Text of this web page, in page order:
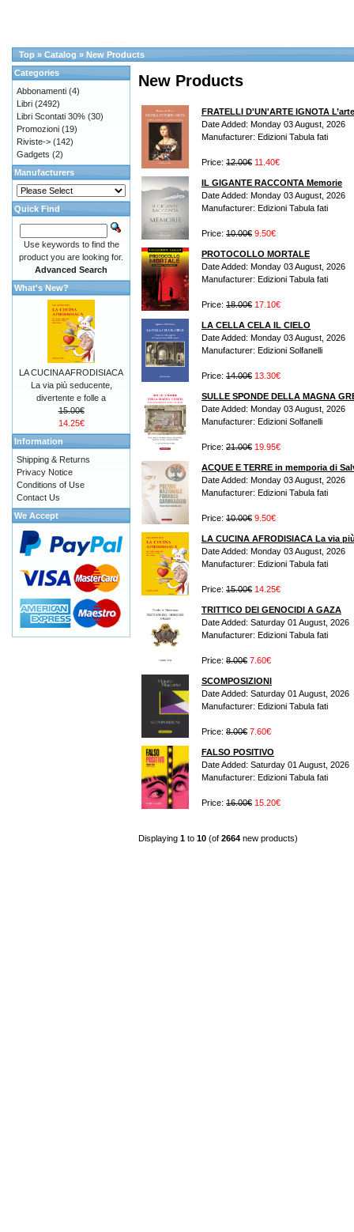
Top » Catalog » New Products
New Products
FRATELLI D'UN'ARTE IGNOTA
Date Added: Monday 03 August, 2026
Manufacturer: Edizioni Tabula fati
Price: 12.00€ 11.40€
IL GIGANTE RACCONTA Memorie
Date Added: Monday 03 August, 2026
Manufacturer: Edizioni Tabula fati
Price: 10.00€ 9.50€
PROTOCOLLO MORTALE
Date Added: Monday 03 August, 2026
Manufacturer: Edizioni Tabula fati
Price: 18.00€ 17.10€
LA CELLA CELA IL CIELO
Date Added: Monday 03 August, 2026
Manufacturer: Edizioni Solfanelli
Price: 14.00€ 13.30€
SULLE SPONDE DELLA MAGNA
Date Added: Monday 03 August, 2026
Manufacturer: Edizioni Solfanelli
Price: 21.00€ 19.95€
ACQUE E TERRE in memporia di
Date Added: Monday 03 August, 2026
Manufacturer: Edizioni Tabula fati
Price: 10.00€ 9.50€
LA CUCINA AFRODISIACA La via
Date Added: Monday 03 August, 2026
Manufacturer: Edizioni Tabula fati
Price: 15.00€ 14.25€
TRITTICO DEI GENOCIDI A GAZA
Date Added: Saturday 01 August, 2026
Manufacturer: Edizioni Tabula fati
Price: 8.00€ 7.60€
SCOMPOSIZIONI
Date Added: Saturday 01 August, 2026
Manufacturer: Edizioni Tabula fati
Price: 8.00€ 7.60€
FALSO POSITIVO
Date Added: Saturday 01 August, 2026
Manufacturer: Edizioni Tabula fati
Price: 16.00€ 15.20€
Displaying 1 to 10 (of 2664 new products)
Categories
Abbonamenti (4)
Libri (2492)
Libri Scontati 30% (30)
Promozioni (19)
Riviste-> (142)
Gadgets (2)
Manufacturers
Quick Find
Use keywords to find the
product you are looking for.
Advanced Search
What's New?
LA CUCINA AFRODISIACA
La via più seducente,
divertente e folle a
15.00€
14.25€
Information
Shipping & Returns
Privacy Notice
Conditions of Use
Contact Us
We Accept